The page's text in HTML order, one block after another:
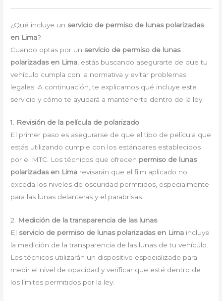
¿Qué incluye un servicio de permiso de lunas polarizadas
en Lima?
Cuando optas por un servicio de permiso de lunas
polarizadas en Lima , estás buscando asegurarte de que tu
vehículo cumpla con la normativa y evitar problemas
legales. A continuación, te explicamos qué incluye este
servicio y cómo te ayudará a mantenerte dentro de la ley.
1. Revisión de la película de polarizado
El primer paso es asegurarse de que el tipo de película que
estás utilizando cumple con los estándares establecidos
por el MTC. Los técnicos que ofrecen permiso de lunas
polarizadas en Lima revisarán que el film aplicado no
exceda los niveles de oscuridad permitidos, especialmente
para las lunas delanteras y el parabrisas.
2. Medición de la transparencia de las lunas
El servicio de permiso de lunas polarizadas en Lima incluye
la medición de la transparencia de las lunas de tu vehículo.
Los técnicos utilizarán un dispositivo especializado para
medir el nivel de opacidad y verificar que esté dentro de
los límites permitidos por la ley.